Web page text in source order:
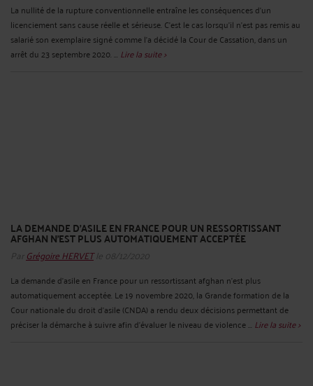
La nullité de la rupture conventionnelle entraîne les conséquences d’un
licenciement sans cause réelle et sérieuse. C’est le cas lorsqu’il n’est pas remis au
salarié son exemplaire signé comme l’a décidé la Cour de Cassation, dans un
arrêt du 23 septembre 2020. ... Lire la suite >
LA DEMANDE D'ASILE EN FRANCE POUR UN RESSORTISSANT
AFGHAN N'EST PLUS AUTOMATIQUEMENT ACCEPTÉE
Par Grégoire HERVETle 08/12/2020
La demande d'asile en France pour un ressortissant afghan n'est plus
automatiquement acceptée. Le 19 novembre 2020, la Grande formation de la
Cour nationale du droit d’asile (CNDA) a rendu deux décisions permettant de
préciser la démarche à suivre afin d’évaluer le niveau de violence ... Lire la suite >